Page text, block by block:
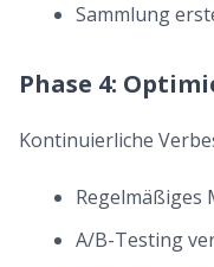
Sammlung
Phase 4:
Kontinuierliche
Regelmäßiges
A/B-Testing